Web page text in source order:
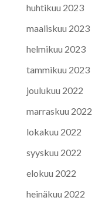
huhtikuu 2023
maaliskuu 2023
helmikuu 2023
tammikuu 2023
joulukuu 2022
marraskuu 2022
lokakuu 2022
syyskuu 2022
elokuu 2022
heinäkuu 2022